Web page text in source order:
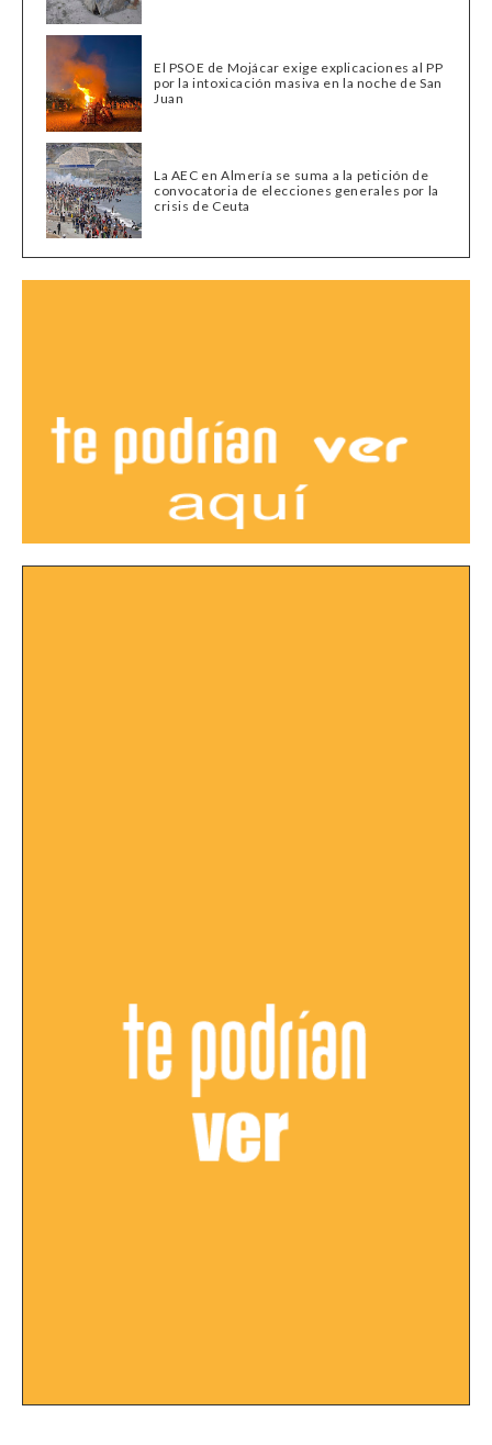
El PSOE de Mojácar exige explicaciones al PP
por la intoxicación masiva en la noche de San
Juan
La AEC en Almería se suma a la petición de
convocatoria de elecciones generales por la
crisis de Ceuta